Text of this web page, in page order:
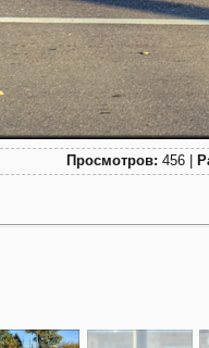
Просмотров: 456 |